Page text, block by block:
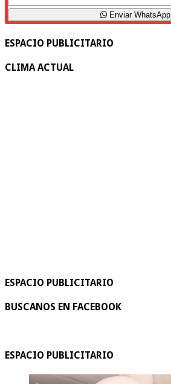
Enviar WhatsApp
ESPACIO PUBLICITARIO
CLIMA ACTUAL
ESPACIO PUBLICITARIO
BUSCANOS EN FACEBOOK
ESPACIO PUBLICITARIO